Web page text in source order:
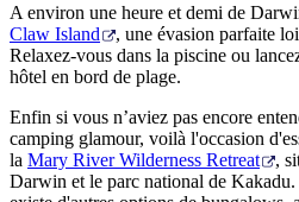
A environ une heure et demi de
Claw Island
, une évasion parfaite
Relaxez-vous dans la piscine ou
hôtel en bord de plage.
Enfin si vous n’aviez pas encore
camping glamour, voilà l'occasion
la Mary River Wilderness Retreat
,
Darwin et le parc national de